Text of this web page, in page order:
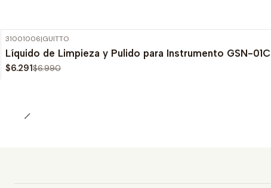
OFF
31001006|GUITTO
Líquido de Limpieza y Pulido para Instrumento GSN-01C
$6.291$6.990